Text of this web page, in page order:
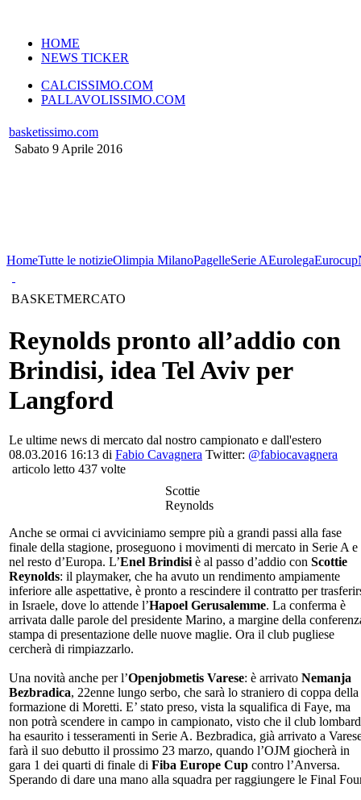
HOME
NEWS TICKER
CALCISSIMO.COM
PALLAVOLISSIMO.COM
basketissimo.com
Sabato 9 Aprile 2016
HomeTutte le notizieOlimpia MilanoPagelleSerie AEurolegaEurocup
BASKETMERCATO
Reynolds pronto all’addio con
Brindisi, idea Tel Aviv per
Langford
Le ultime news di mercato dal nostro campionato e dall'estero
08.03.2016 16:13 di Fabio Cavagnera Twitter: @fabiocavagnera
articolo letto 437 volte
Scottie
Reynolds
Anche se ormai ci avviciniamo sempre più a grandi passi alla fase
finale della stagione, proseguono i movimenti di mercato in Serie A e
nel resto d’Europa. L’Enel Brindisi è al passo d’addio con Scottie
Reynolds: il playmaker, che ha avuto un rendimento ampiamente
inferiore alle aspettative, è pronto a rescindere il contratto per
in Israele, dove lo attende l’Hapoel Gerusalemme. La conferma è
arrivata dalle parole del presidente Marino, a margine della
stampa di presentazione delle nuove maglie. Ora il club pugliese
cercherà di rimpiazzarlo.
Una novità anche per l’Openjobmetis Varese: è arrivato Nemanja
Bezbradica, 22enne lungo serbo, che sarà lo straniero di coppa della
formazione di Moretti. E’ stato preso, vista la squalifica di Faye, ma
non potrà scendere in campo in campionato, visto che il club
ha esaurito i tesseramenti in Serie A. Bezbradica, già arrivato a
farà il suo debutto il prossimo 23 marzo, quando l’OJM giocherà in
gara 1 dei quarti di finale di Fiba Europe Cup contro l’Anversa.
Sperando di dare una mano alla squadra per raggiungere le Final